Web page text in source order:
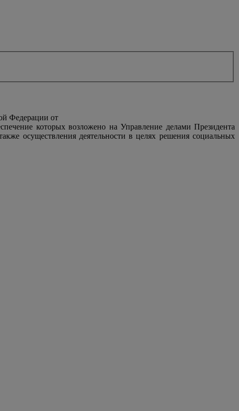
Федерации от
которых возложено на Управление делами Президента
осуществления деятельности в целях решения социальных